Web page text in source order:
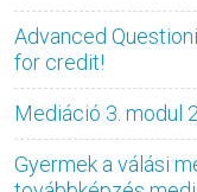
Advanced
for credit!
Mediáció 3. modul
Gyermek a válási